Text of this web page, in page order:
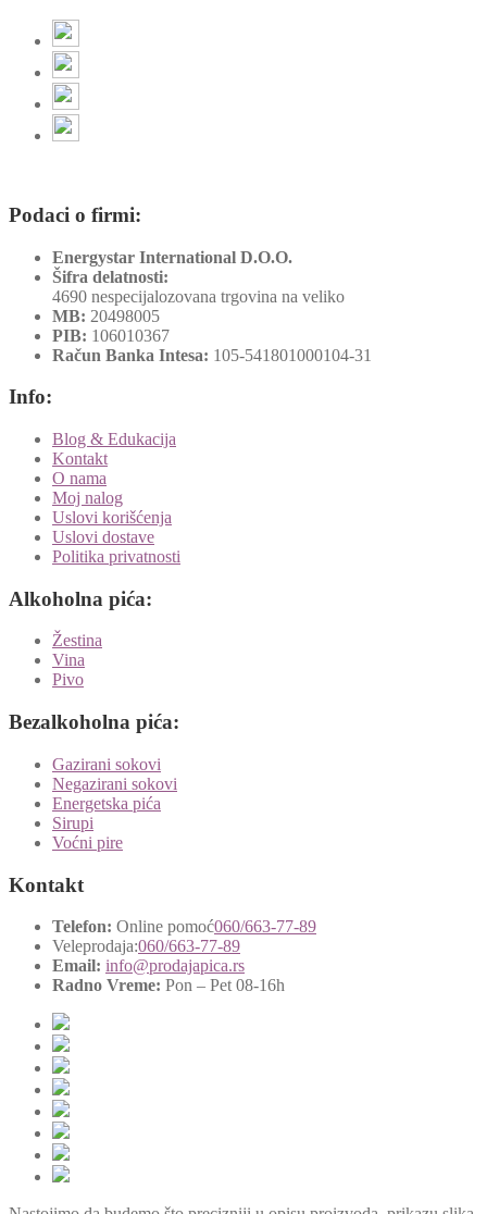
Podaci o firmi:
Energystar International D.O.O.
Šifra delatnosti:
4690 nespecijalozovana trgovina na veliko
MB: 20498005
PIB: 106010367
Račun Banka Intesa: 105-541801000104-31
Info:
Blog & Edukacija
Kontakt
O nama
Moj nalog
Uslovi korišćenja
Uslovi dostave
Politika privatnosti
Alkoholna pića:
Žestina
Vina
Pivo
Bezalkoholna pića:
Gazirani sokovi
Negazirani sokovi
Energetska pića
Sirupi
Voćni pire
Kontakt
Telefon: Online pomoć060/663-77-89
Veleprodaja:060/663-77-89
Email: info@prodajapica.rs
Radno Vreme: Pon – Pet 08-16h